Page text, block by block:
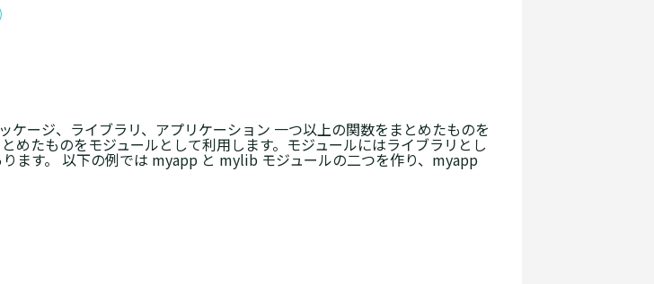
ージ、ライブラリ、アプリケーション 一つ以上の関数をまとめたものを
めたものをモジュールとして利用します。モジュールにはライブラリとし
ます。 以下の例では myapp と mylib モジュールの二つを作り、myapp